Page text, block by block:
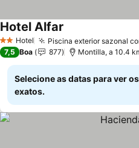
2 Estrelas
Hotel Piscina exterior sazonal
Hotel Alfar
7,5 Boa 877 Montilla, a 10.4
Selecione as datas para ver
exatos.